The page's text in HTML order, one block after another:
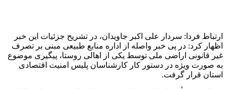
ارتباط فردا: سردار علی اکبر جاویدان، در تشریح جزئیات این خبر
اظهار کرد: در پی خبر واصله از اداره منابع طبیعی مبنی بر تصرف
غیر قانونی اراضی ملی توسط یکی از اهالی روستا، پیگیری موضوع
به صورت ویژه در دستور کار کارشناسان پلیس امنیت اقتصادی
استان قرار گرفت.